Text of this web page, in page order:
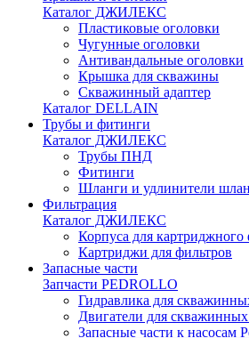
Каталог ДЖИЛЕКС
Пластиковые оголовки
Чугунные оголовки
Антивандальные оголовки
Крышка для скважины
Скважинный адаптер
Каталог DELLAIN
Трубы и фитинги
Каталог ДЖИЛЕКС
Трубы ПНД
Фитинги
Шланги и удлинители
Фильтрация
Каталог ДЖИЛЕКС
Корпуса для картриджного
Картриджи для фильтров
Запасные части
Запчасти PEDROLLO
Гидравлика для
Двигатели для скважинных
Запасные части к насосам